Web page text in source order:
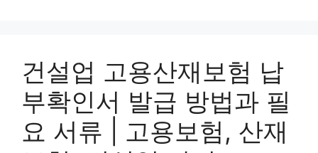
건설업 고용산재보험 납
부확인서 발급 방법과 필
요 서류 | 고용보험, 산재